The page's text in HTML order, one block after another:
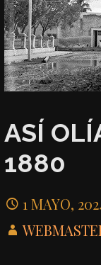
ASÍ
1880
1 MAYO,